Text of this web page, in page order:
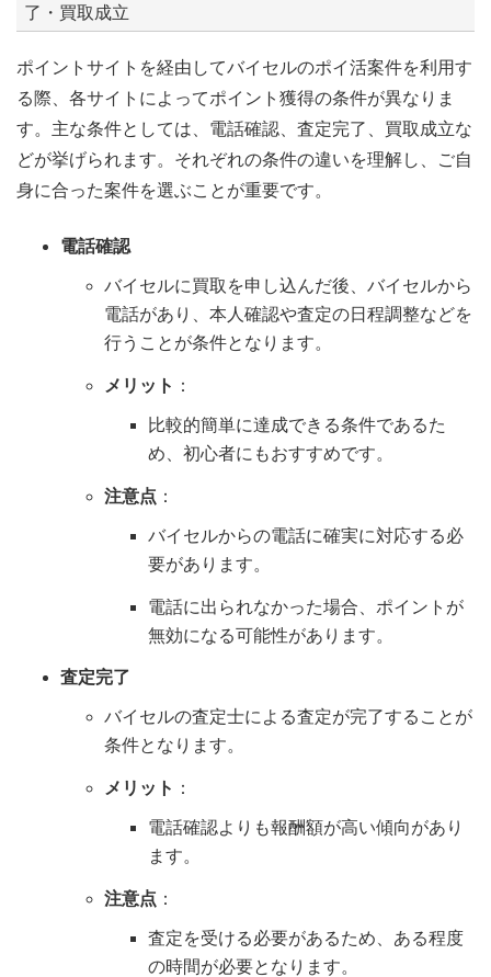
了・買取成立
ポイントサイトを経由してバイセルのポイ活案件を利用す
る際、各サイトによってポイント獲得の条件が異なりま
す。主な条件としては、電話確認、査定完了、買取成立な
どが挙げられます。それぞれの条件の違いを理解し、ご自
身に合った案件を選ぶことが重要です。
電話確認
バイセルに買取を申し込んだ後、バイセルから
電話があり、本人確認や査定の日程調整などを
行うことが条件となります。
メリット ：
比較的簡単に達成できる条件であるた
め、初心者にもおすすめです。
注意点 ：
バイセルからの電話に確実に対応する必
要があります。
電話に出られなかった場合、ポイントが
無効になる可能性があります。
査定完了
バイセルの査定士による査定が完了することが
条件となります。
メリット ：
電話確認よりも報酬額が高い傾向があり
ます。
注意点 ：
査定を受ける必要があるため、ある程度
の時間が必要となります。